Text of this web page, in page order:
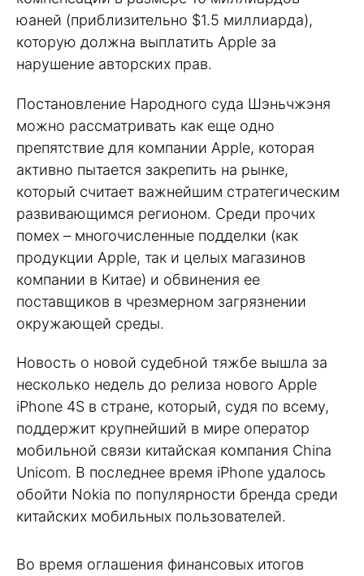
юаней (приблизительно $1.5 миллиарда),
которую должна выплатить Apple за
нарушение авторских прав.
Постановление Народного суда Шэньчжэня
можно рассматривать как еще одно
препятствие для компании Apple, которая
активно пытается закрепить на рынке,
который считает важнейшим стратегическим
развивающимся регионом. Среди прочих
помех – многочисленные подделки (как
продукции Apple, так и целых магазинов
компании в Китае) и обвинения ее
поставщиков в чрезмерном загрязнении
окружающей среды.
Новость о новой судебной тяжбе вышла за
несколько недель до релиза нового Apple
iPhone 4S в стране, который, судя по всему,
поддержит крупнейший в мире оператор
мобильной связи китайская компания China
Unicom. В последнее время iPhone удалось
обойти Nokia по популярности бренда среди
китайских мобильных пользователей.
Во время оглашения финансовых итогов